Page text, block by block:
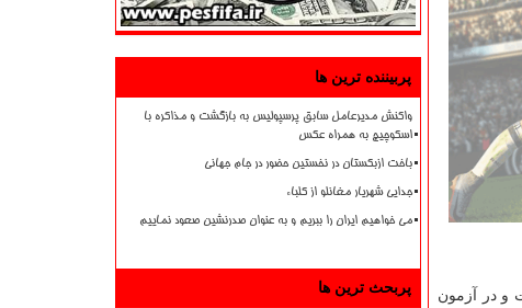
و در آزمون
پربیننده ترین ها
واکنش مدیرعامل سابق پرسپولیس به بازگشت و مذاکره با
اسکوچیچ به همراه عکس
باخت ازبکستان در نخستین حضور در جام جهانی
جدایی شهریار مغانلو از کلباء
می خواهیم ایران را ببریم و به عنوان صدرنشین صعود نماییم
پربحث ترین ها